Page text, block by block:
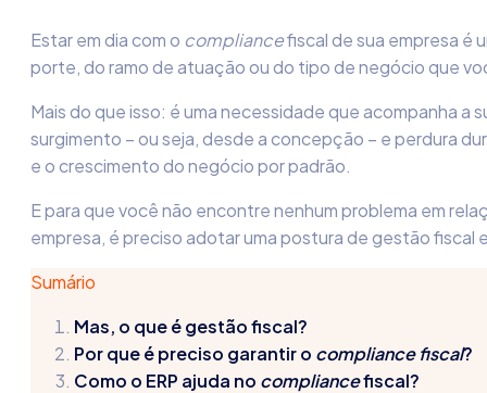
Estar em dia com o compliancefiscal de sua empresa é
porte, do ramo de atuação ou do tipo de negócio que
Mais do que isso: é uma necessidade que acompanha a
surgimento –ou seja, desde a concepção – e perdura
e o crescimento do negóciopor padrão.
E para que você não encontre nenhum problema em
empresa, é preciso adotar uma postura de gestão fiscal
Sumário
Mas, o que é gestão fiscal?
Por que é preciso garantir o compliance fiscal?
Como o ERP ajuda no compliancefiscal?